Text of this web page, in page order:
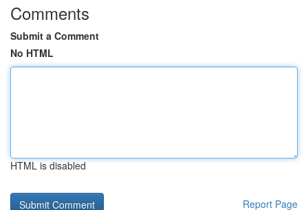
Comments
Submit a Comment
No HTML
HTML is disabled
Report Page